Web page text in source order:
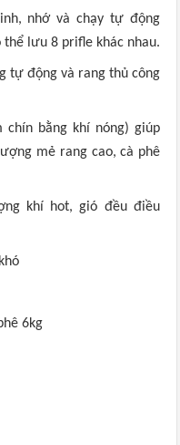
nhớ và chạy tự động
lưu 8 prifle khác nhau.
tự động và rang thủ công
chín bằng khí nóng) giúp
mẻ rang cao, cà phê
khí hot, gió đều điều
6kg